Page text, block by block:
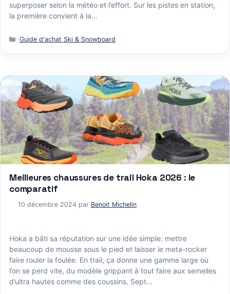
superposer selon la météo et l’effort. Sur les pistes en station,
la première convient à la…
Catégories
Guide d'achat Ski & Snowboard
Meilleures chaussures de trail Hoka 2026 : le
comparatif
10 décembre 2024 par Benoit Michelin
Hoka a bâti sa réputation sur une idée simple: mettre
beaucoup de mousse sous le pied et laisser le meta-rocker
faire rouler la foulée. En trail, ça donne une gamme large où
l’on se perd vite, du modèle grippant à tout faire aux semelles
d’ultra hautes comme des coussins. Sept…